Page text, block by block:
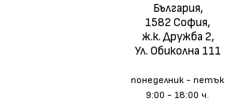
България,
1582 София,
ж.к. Дружба 2,
Ул. Обиколна 111
понеделник - петък
9:00 - 18:00 ч.